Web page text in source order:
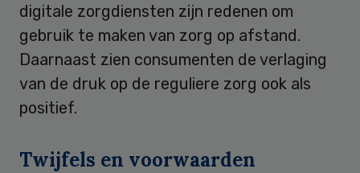
digitale zorgdiensten zijn redenen om
gebruik te maken van zorg op afstand.
Daarnaast zien consumenten de verlaging
van de druk op de reguliere zorg ook als
positief.
Twijfels en voorwaarden